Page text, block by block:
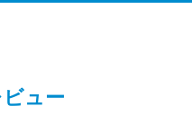
ュー